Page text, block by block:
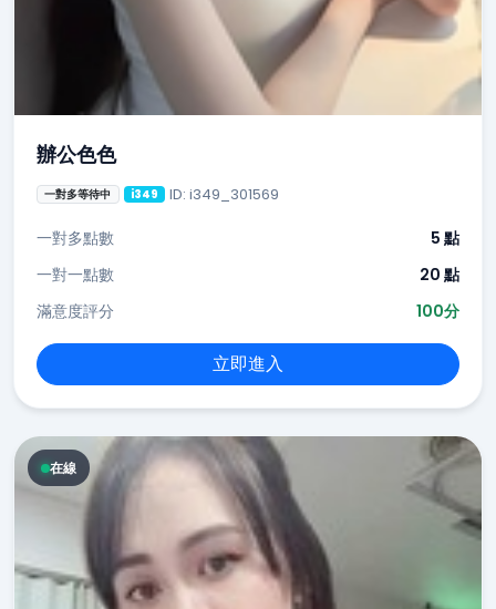
辦公色色
一對多等待中 i349 ID: i349_301569
一對多點數
5 點
一對一點數
20 點
滿意度評分
100分
立即進入
在線